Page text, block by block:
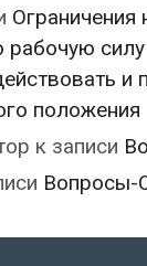
Ограничения
рабочую
и
положения
к записи
Вопросы-